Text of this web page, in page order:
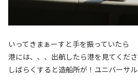
いってきまぁーすと手を振っていたら
港には、、、出航したら港を見てくだ
しばらくすると造船所が！ユニバーサ